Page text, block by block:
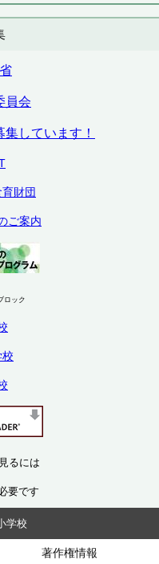
員会
しています！
財団
ご案内
ロック
校
るには
要です
学校
著作権情報